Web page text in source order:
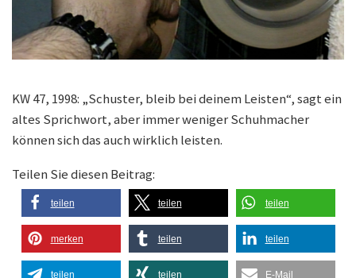
KW 47, 1998: „Schuster, bleib bei deinem Leisten“, sagt ein
altes Sprichwort, aber immer weniger Schuhmacher
können sich das auch wirklich leisten.
Teilen Sie diesen Beitrag:
teilen teilen teilen
merken teilen teilen
teilen teilen E-Mail